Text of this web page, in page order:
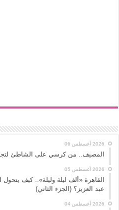
2026 أغسطس 06
المصيف.. من كرسي على الشاطئ
2026 أغسطس 05
القاهرة «ألف ليلة وليلة».. كيف
عبد العزيز؟ (الجزء الثاني)
2026 أغسطس 04